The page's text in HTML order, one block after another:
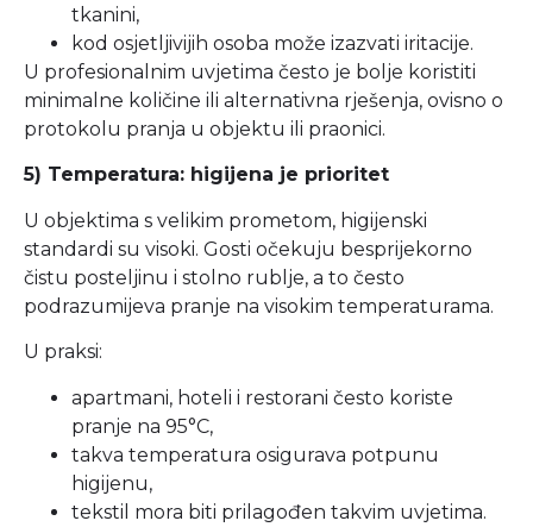
tkanini,
kod osjetljivijih osoba može izazvati iritacije.
U profesionalnim uvjetima često je bolje koristiti
minimalne količine ili alternativna rješenja, ovisno o
protokolu pranja u objektu ili praonici.
5) Temperatura: higijena je prioritet
U objektima s velikim prometom, higijenski
standardi su visoki. Gosti očekuju besprijekorno
čistu posteljinu i stolno rublje, a to često
podrazumijeva pranje na visokim temperaturama.
U praksi:
apartmani, hoteli i restorani često koriste
pranje na 95°C,
takva temperatura osigurava potpunu
higijenu,
tekstil mora biti prilagođen takvim uvjetima.